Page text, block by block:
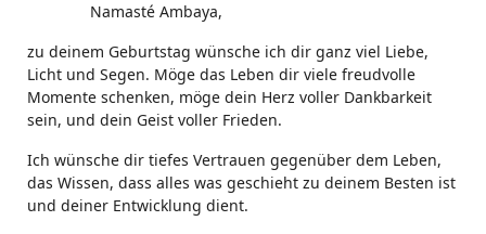
Namasté Ambaya,
zu deinem Geburtstag wünsche ich dir ganz viel Liebe,
Licht und Segen. Möge das Leben dir viele freudvolle
Momente schenken, möge dein Herz voller Dankbarkeit
sein, und dein Geist voller Frieden.
Ich wünsche dir tiefes Vertrauen gegenüber dem Leben,
das Wissen, dass alles was geschieht zu deinem Besten ist
und deiner Entwicklung dient.